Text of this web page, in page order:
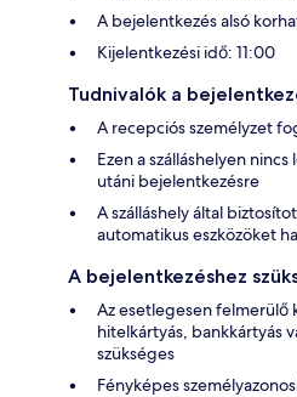
A bejelentkezés alsó
Kijelentkezési idő: 11:00
Tudnivalók a
A recepciós személyzet
Ezen a szálláshelyen
utáni bejelentkezésre
A szálláshely által
automatikus eszközöket
A bejelentkezéshez
Az esetlegesen
hitelkártyás, bankkártyás
szükséges
Fényképes